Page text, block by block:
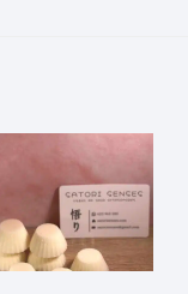
Este
producto
tiene
múltiples
variantes.
Las